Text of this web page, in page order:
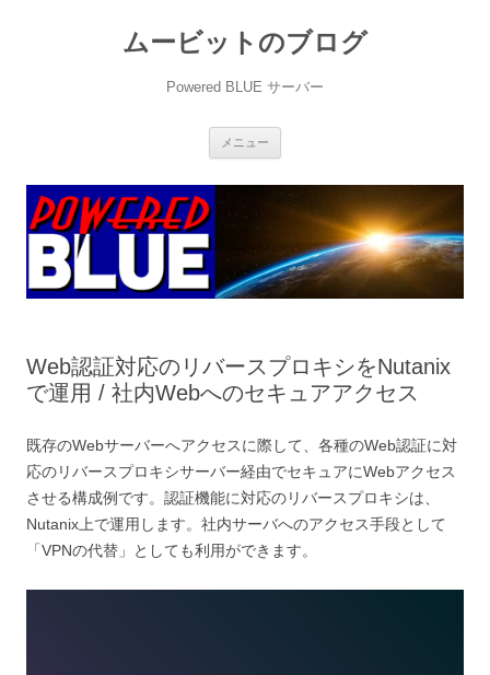
ムービットのブログ
Powered BLUE サーバー
メニュー
ツ
ッ
プ
Web認証対応のリバースプロキシをNutanix
で運用 / 社内Webへのセキュアアクセス
既存のWebサーバーへアクセスに際して、各種のWeb認証に対
応のリバースプロキシサーバー経由でセキュアにWebアクセス
させる構成例です。認証機能に対応のリバースプロキシは、
Nutanix上で運用します。社内サーバへのアクセス手段として
「VPNの代替」としても利用ができます。